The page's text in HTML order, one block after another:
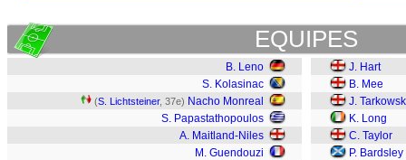
EQUIPES
B. Leno
S. Kolasinac
(S. Lichtsteiner, 37e) Nacho Monreal
S. Papastathopoulos
A. Maitland-Niles
M. Guendouzi
J. Hart
B. Mee
J.
K. Long
C. Taylor
P. Bardsley